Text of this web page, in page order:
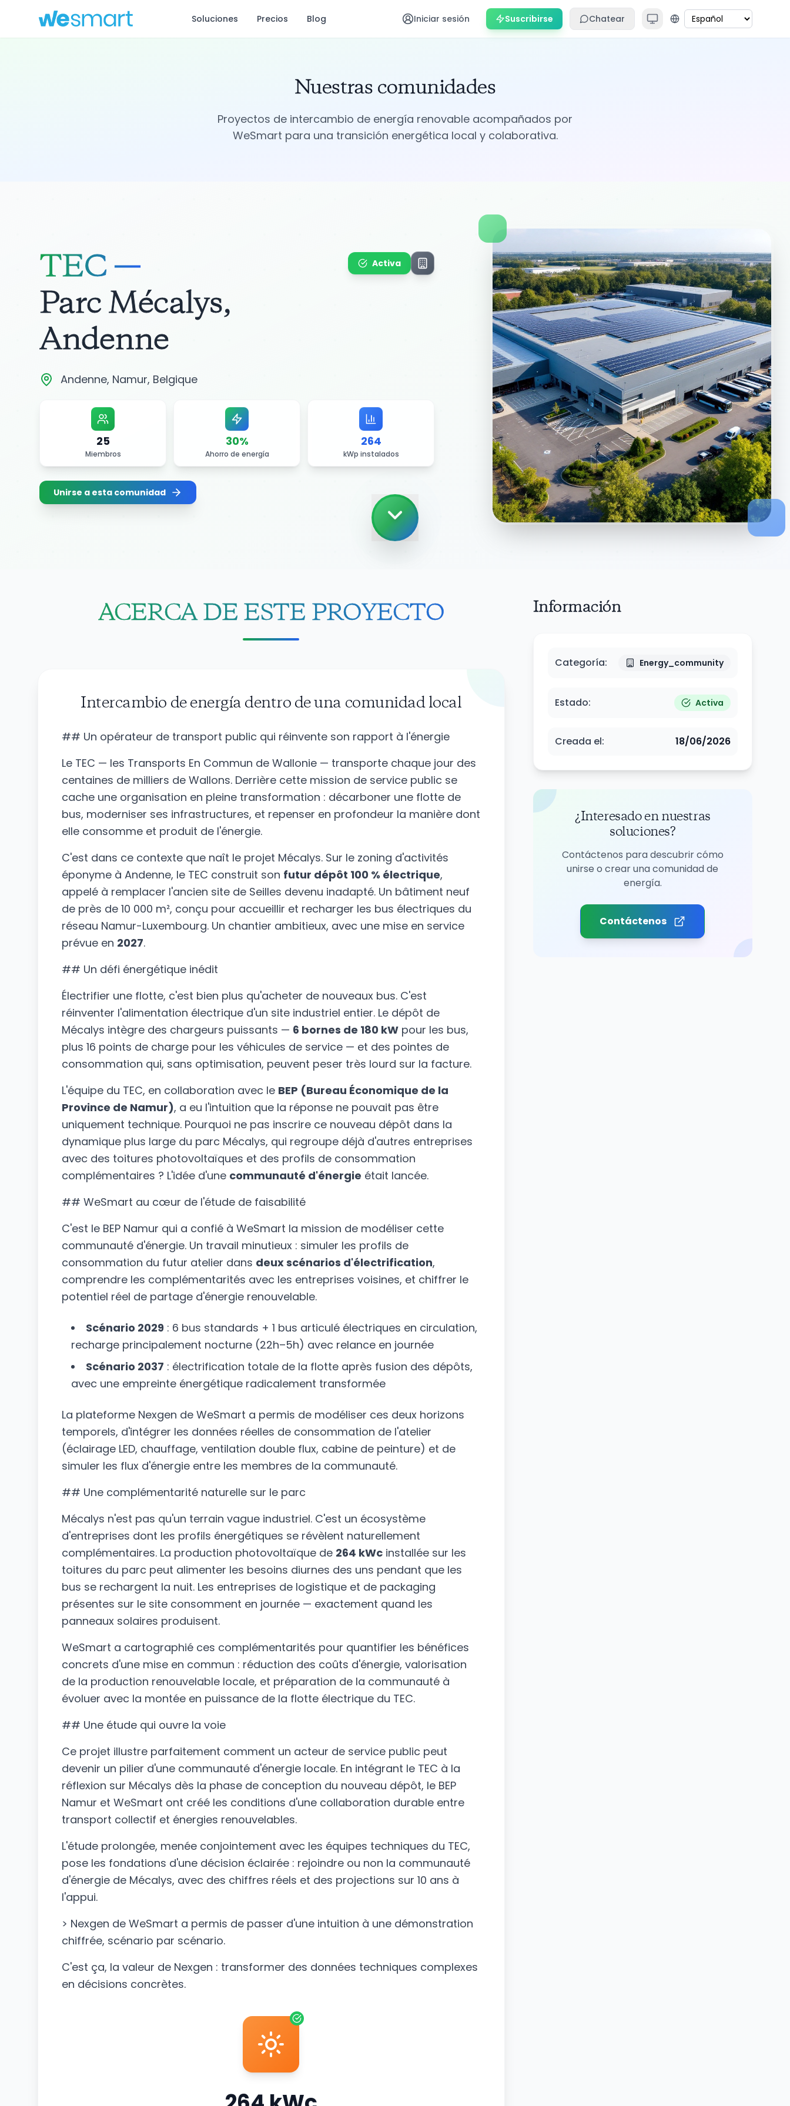
Soluciones Precios Blog Iniciar sesión Suscribirse Chatear
Nuestras comunidades
Proyectos de intercambio de energía renovable acompañados por
WeSmart para una transición energética local y colaborativa.
TEC —
Parc Mécalys,
Andenne
Activa
Andenne, Namur, Belgique
25
Miembros
30%
Ahorro de energía
264
kWp instalados
Unirse a esta comunidad
ACERCA DE ESTE PROYECTO
Intercambio de energía dentro de una comunidad local
## Un opérateur de transport public qui réinvente son rapport à l'énergie
Le TEC — les Transports En Commun de Wallonie — transporte chaque jour des
centaines de milliers de Wallons. Derrière cette mission de service public se
cache une organisation en pleine transformation : décarboner une flotte de
bus, moderniser ses infrastructures, et repenser en profondeur la manière dont
elle consomme et produit de l'énergie.
C'est dans ce contexte que naît le projet Mécalys. Sur le zoning d'activités
éponyme à Andenne, le TEC construit son futur dépôt 100 % électrique,
appelé à remplacer l'ancien site de Seilles devenu inadapté. Un bâtiment neuf
de près de 10 000 m², conçu pour accueillir et recharger les bus électriques du
réseau Namur-Luxembourg. Un chantier ambitieux, avec une mise en service
prévue en 2027.
## Un défi énergétique inédit
Électrifier une flotte, c'est bien plus qu'acheter de nouveaux bus. C'est
réinventer l'alimentation électrique d'un site industriel entier. Le dépôt de
Mécalys intègre des chargeurs puissants — 6 bornes de 180 kW pour les bus,
plus 16 points de charge pour les véhicules de service — et des pointes de
consommation qui, sans optimisation, peuvent peser très lourd sur la facture.
L'équipe du TEC, en collaboration avec le BEP (Bureau Économique de la
Province de Namur), a eu l'intuition que la réponse ne pouvait pas être
uniquement technique. Pourquoi ne pas inscrire ce nouveau dépôt dans la
dynamique plus large du parc Mécalys, qui regroupe déjà d'autres entreprises
avec des toitures photovoltaïques et des profils de consommation
complémentaires ? L'idée d'une communauté d'énergie était lancée.
## WeSmart au cœur de l'étude de faisabilité
C'est le BEP Namur qui a confié à WeSmart la mission de modéliser cette
communauté d'énergie. Un travail minutieux : simuler les profils de
consommation du futur atelier dans deux scénarios d'électrification,
comprendre les complémentarités avec les entreprises voisines, et chiffrer le
potentiel réel de partage d'énergie renouvelable.
Scénario 2029 : 6 bus standards + 1 bus articulé électriques en circulation,
recharge principalement nocturne (22h–5h) avec relance en journée
Scénario 2037 : électrification totale de la flotte après fusion des dépôts,
avec une empreinte énergétique radicalement transformée
La plateforme Nexgen de WeSmart a permis de modéliser ces deux horizons
temporels, d'intégrer les données réelles de consommation de l'atelier
(éclairage LED, chauffage, ventilation double flux, cabine de peinture) et de
simuler les flux d'énergie entre les membres de la communauté.
## Une complémentarité naturelle sur le parc
Mécalys n'est pas qu'un terrain vague industriel. C'est un écosystème
d'entreprises dont les profils énergétiques se révèlent naturellement
complémentaires. La production photovoltaïque de 264 kWc installée sur les
toitures du parc peut alimenter les besoins diurnes des uns pendant que les
bus se rechargent la nuit. Les entreprises de logistique et de packaging
présentes sur le site consomment en journée — exactement quand les
panneaux solaires produisent.
WeSmart a cartographié ces complémentarités pour quantifier les bénéfices
concrets d'une mise en commun : réduction des coûts d'énergie, valorisation
de la production renouvelable locale, et préparation de la communauté à
évoluer avec la montée en puissance de la flotte électrique du TEC.
## Une étude qui ouvre la voie
Ce projet illustre parfaitement comment un acteur de service public peut
devenir un pilier d'une communauté d'énergie locale. En intégrant le TEC à la
réflexion sur Mécalys dès la phase de conception du nouveau dépôt, le BEP
Namur et WeSmart ont créé les conditions d'une collaboration durable entre
transport collectif et énergies renouvelables.
L'étude prolongée, menée conjointement avec les équipes techniques du TEC,
pose les fondations d'une décision éclairée : rejoindre ou non la communauté
d'énergie de Mécalys, avec des chiffres réels et des projections sur 10 ans à
l'appui.
> Nexgen de WeSmart a permis de passer d'une intuition à une démonstration
chiffrée, scénario par scénario.
C'est ça, la valeur de Nexgen : transformer des données techniques complexes
en décisions concrètes.
Información
Categoría: Energy_community
Estado: Activa
Creada el: 18/06/2026
¿Interesado en nuestras
soluciones?
Contáctenos para descubrir cómo
unirse o crear una comunidad de
energía.
Contáctenos